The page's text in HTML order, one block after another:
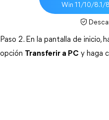
Win 11/10/8.1/
Paso 2. En la pantalla de inicio,
opción Transferir a PC y haga